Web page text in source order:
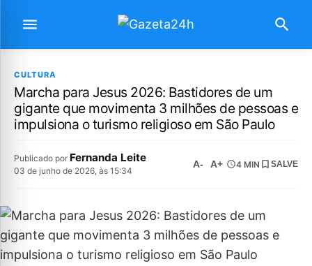
CULTURA
Marcha para Jesus 2026: Bastidores de um
gigante que movimenta 3 milhões de pessoas e
impulsiona o turismo religioso em São Paulo
Publicado por Fernanda Leite
03 de junho de 2026, às 15:34
A- A+ 4 MIN SALVE